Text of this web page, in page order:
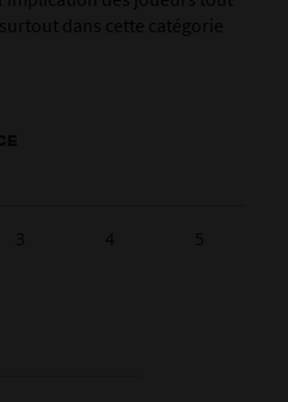
dans cette catégorie